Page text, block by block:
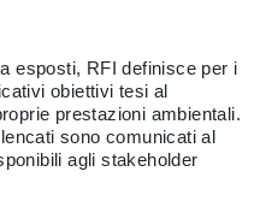
esposti, RFI definisce per i
obiettivi tesi al
prestazioni ambientali.
sono comunicati al
agli stakeholder